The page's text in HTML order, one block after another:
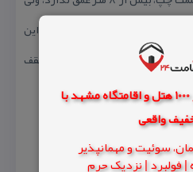
🎁 امکان رزرو بیش از 1000 هتل و اقامتگاه مشهد با
سوئیت و مهمانپذیر
دارد. پس از گذشتن از این
آب، بركة آب دیگری وجود دارد كه ۶۰ متر طول و ۲۰ متر عرض دارد و سقف